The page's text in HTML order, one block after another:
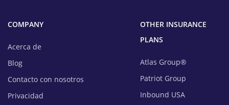
OTHER INSURANCE
PLANS
Atlas Group®
Patriot Group
Inbound USA
COMPANY
Acerca de
Blog
Contacto con nosotros
Privacidad